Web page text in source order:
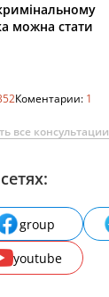
можна стати
Коментарии: 1
все консультации
group
youtube